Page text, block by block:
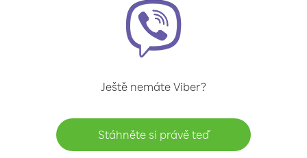
Ještě nemáte Viber?
Stáhněte si právě teď